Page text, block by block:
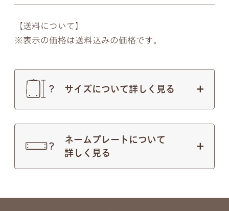
【送料について】
表示の価格は送料込みの価格です。
サイズについて詳しく見る
ネームプレートについて
詳しく見る